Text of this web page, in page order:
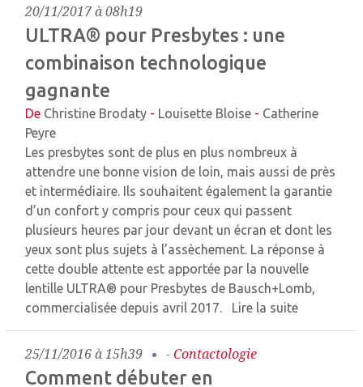
20/11/2017 à 08h19
ULTRA® pour Presbytes : une
combinaison technologique
gagnante
De Christine Brodaty - Louisette Bloise - Catherine
Peyre
Les presbytes sont de plus en plus nombreux à
attendre une bonne vision de loin, mais aussi de près
et intermédiaire. Ils souhaitent également la garantie
d’un confort y compris pour ceux qui passent
plusieurs heures par jour devant un écran et dont les
yeux sont plus sujets à l’assèchement. La réponse à
cette double attente est apportée par la nouvelle
lentille ULTRA® pour Presbytes de Bausch+Lomb,
commercialisée depuis avril 2017. Lire la suite
25/11/2016 à 15h39 -Contactologie
Comment débuter en